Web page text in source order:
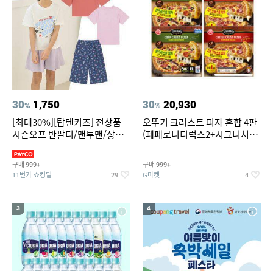
30% 1,750
[최대30%][탑텐키즈] 전상품
시즌오프 반팔티/맨투맨/상하
구매 999+
11번가 쇼킹딜 29
30% 20,930
오뚜기 크러스트 피자 혼합 4판
(페페로니디럭스2+시그니처익
구매 999+
G마켓 4
3 4